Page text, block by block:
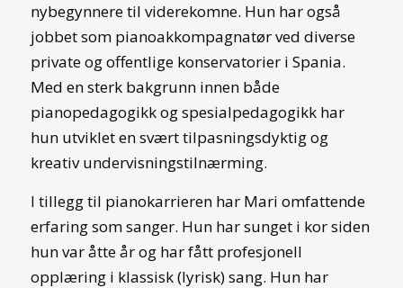
nybegynnere til viderekomne. Hun har også
jobbet som pianoakkompagnatør ved diverse
private og offentlige konservatorier i Spania.
Med en sterk bakgrunn innen både
pianopedagogikk og spesialpedagogikk har
hun utviklet en svært tilpasningsdyktig og
kreativ undervisningstilnærming.
I tillegg til pianokarrieren har Mari omfattende
erfaring som sanger. Hun har sunget i kor siden
hun var åtte år og har fått profesjonell
opplæring i klassisk (lyrisk) sang. Hun har